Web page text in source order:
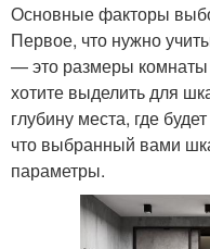
Основные факторы
Первое, что нужно
— это размеры комнаты
хотите выделить для
глубину места, где
что выбранный вами
параметры.